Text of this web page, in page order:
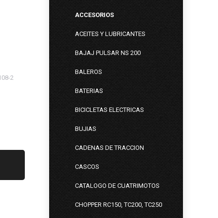
2
ACCESORIOS
ACEITES Y LUBRICANTES
BAJAJ PULSAR NS 200
BALEROS
BATERIAS
BICICLETAS ELECTRICAS
BUJIAS
CADENAS DE TRACCION
CASCOS
CATALOGO DE CUATRIMOTOS
CHOPPER RC150, TC200, TC250